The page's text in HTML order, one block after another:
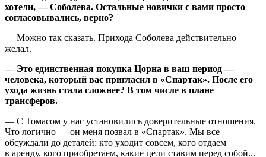
хотели, — Соболева. Остальные новички с вами просто
согласовывались, верно?
— Можно так сказать. Прихода Соболева действительно
желал.
— Это единственная покупка Цорна в ваш период —
человека, который вас пригласил в «Спартак». После его
ухода жизнь стала сложнее? В том числе в плане
трансферов.
— С Томасом у нас установились доверительные отношения.
Что логично — он меня позвал в «Спартак». Мы все
обсуждали до деталей: кто уходит совсем, кого отдаем
в аренду, кого приобретаем, какие цели ставим перед собой...